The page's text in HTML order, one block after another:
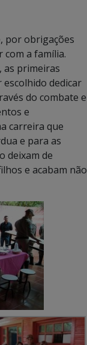
por obrigações
a família.
as primeiras
dedicar
do combate e
e
carreira que
e para as
deixam de
e acabam não